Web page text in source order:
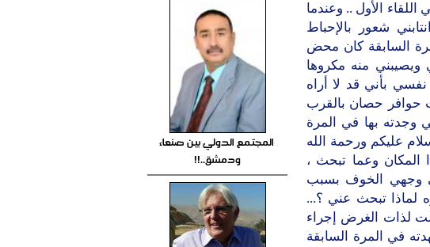
الأول .. وعندما
شعور بالإحباط
السابقة كان محض
منه مكروها
بأني قد لا أراه
حوافر حصان بالقرب
وجدته بها في المرة
عليكم ورحمة الله
المكان وعما تبحث ،
وجهي الخوف بسبب
لماذا تبحث عني ؟...
لذات الغرض إجراء
في المرة السابقة
المجتمع الدولي بين صنعاء
ودمشق..!!